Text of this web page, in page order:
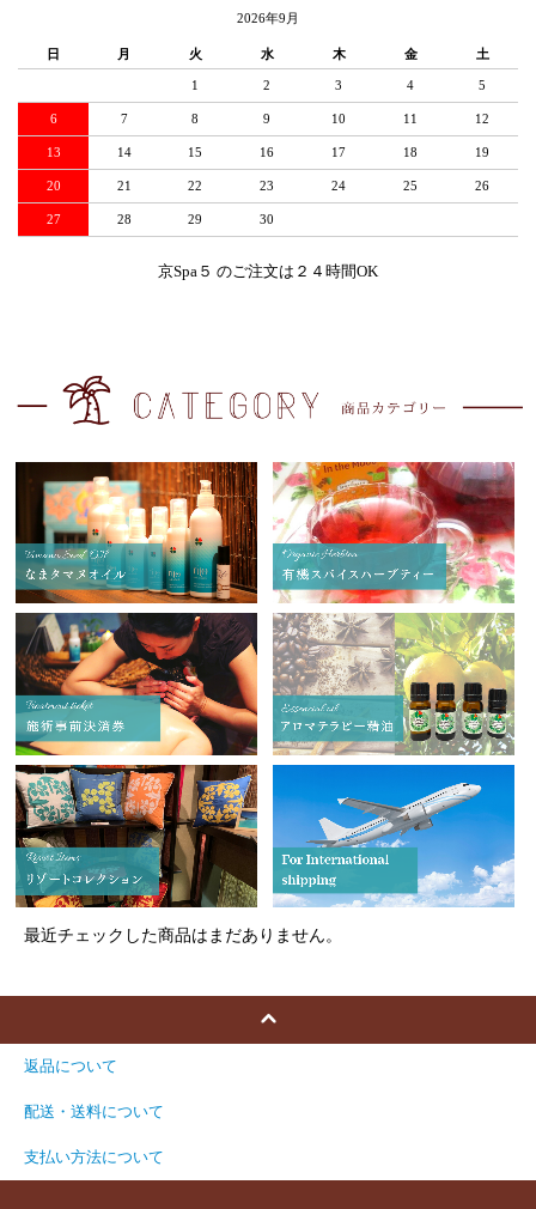
2026年9月
日 月 火 水 木 金 土
1 2 3 4 5
6 7 8 9 10 11 12
13 14 15 16 17 18 19
20 21 22 23 24 25 26
27 28 29 30
京Spa５ のご注文は２４時間OK
最近チェックした商品はまだありません。
返品について
配送・送料について
支払い方法について